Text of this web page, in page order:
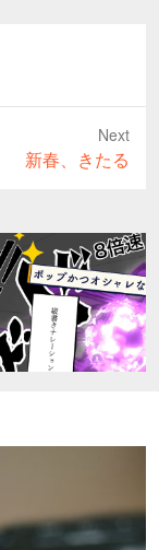
Next
新春、きたる